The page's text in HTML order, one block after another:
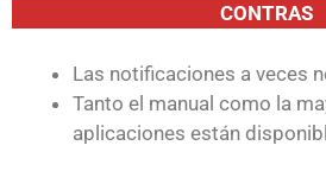
CONTRAS
Las notificaciones a veces
Tanto el manual como la
aplicaciones están